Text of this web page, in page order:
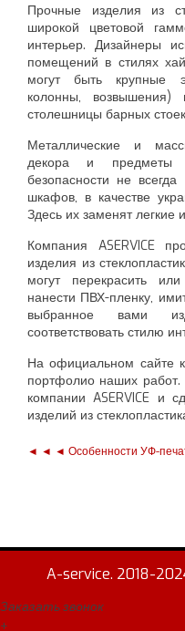
Прочные изделия из
широкой цветовой
интерьер. Дизайнеры
помещений в стилях
могут быть крупные
колонны, возвышения)
столешницы барных
Металлические и
декора и предметы
безопасности не
шкафов, в качестве
Здесь их заменят легкие
Компания ASERVICE
изделия из
могут перекрасить
нанести ПВХ-пленку,
выбранное вами
соответствовать стилю
На официальном сайте
портфолио наших работ.
компании ASERVICE и
изделий из
◄ ◄ ◄ Особенности УФ-
A-service. 2018-
Заказать звонок
+